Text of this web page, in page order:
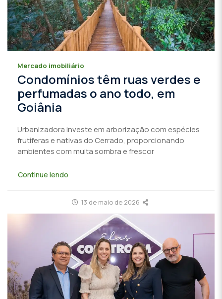
Mercado imobiliário
Condomínios têm ruas verdes e
perfumadas o ano todo, em
Goiânia
Urbanizadora investe em arborização com espécies
frutíferas e nativas do Cerrado, proporcionando
ambientes com muita sombra e frescor
Continue lendo
13 de maio de 2026